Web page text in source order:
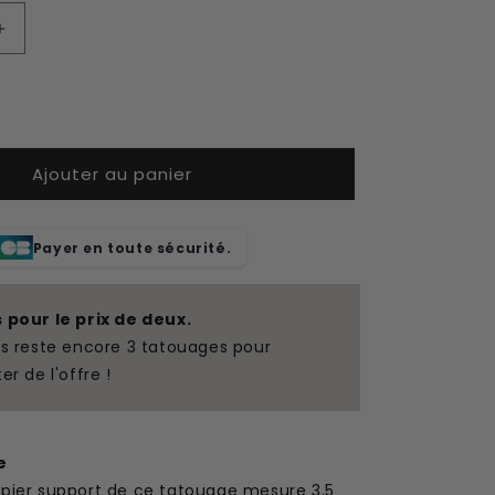
Augmenter
musique
Ajouter au panier
Payer en toute sécurité.
pour le prix de deux.
reste encore 3 tatouages pour
de l'offre !
support de ce tatouage mesure 3,5